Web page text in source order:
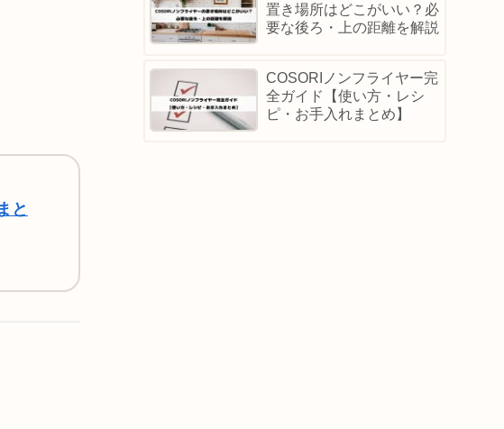
と
置き場所はどこがいい？必
要な後ろ・上の距離を解説
COSORIノンフライヤー完
全ガイド【使い方・レシ
ピ・お手入れまとめ】